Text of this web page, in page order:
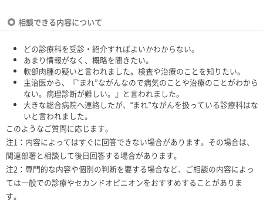
相談できる内容について
どの診療科を受診・紹介すればよいかわからない。
あまり情報がなく、概略を聞きたい。
軟部肉腫の疑いと言われました。検査や治療のことを知りたい。
主治医から、『“まれ”ながんなので病気のことや治療のことがわから
ない。病理診断が難しい。』と言われました。
大きな総合病院へ連絡したが、“まれ”ながんを扱っている診療科はな
いと言われました。
このようなご質問に応じます。
注1：内容によってはすぐに回答できない場合があります。その場合は、
関連部署と相談して後日回答する場合があります。
注2：専門的な内容や個別の判断を要する場合など、ご相談の内容によっ
ては一般での診療やセカンドオピニオンをおすすめすることがありま
す。